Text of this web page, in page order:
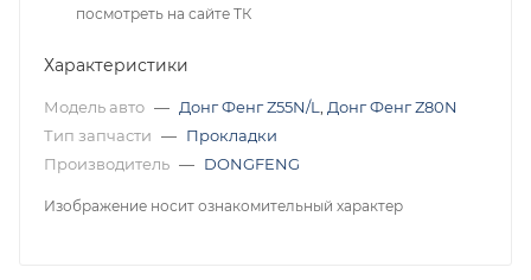
посмотреть на сайте ТК
Характеристики
Модель авто — Донг Фенг Z55N/L
Донг Фенг Z80N
Тип запчасти — Прокладки
Производитель — DONGFENG
Изображение носит ознакомительный характер